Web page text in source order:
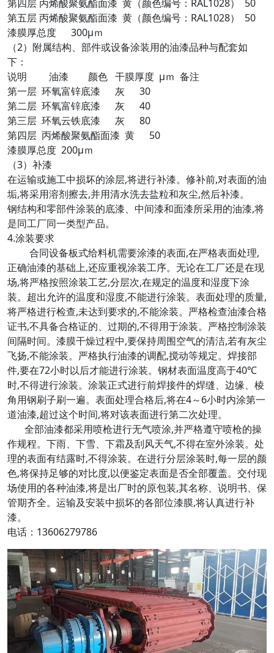
第四层 丙烯酸聚氨酯面漆 黄（颜色编号：RAL1028） 50
第五层 丙烯酸聚氨酯面漆 黄（颜色编号：RAL1028） 50
漆膜厚总度 300μｍ
（2）附属结构、部件或设备涂装用的油漆品种与配套如
下：
说明 油漆 颜色 干膜厚度 μｍ 备注
第一层 环氧富锌底漆 灰 30
第二层 环氧富锌底漆 灰 40
第三层 环氧云铁底漆 灰 80
第四层 丙烯酸聚氨酯面漆 黄 50
漆膜厚总度 200μｍ
（3）补漆
在运输或施工中损坏的涂层,将进行补漆。修补前,对表面的油
垢,将采用溶剂擦去,并用清水洗去盐粒和灰尘,然后补漆。
钢结构和零部件涂装的底漆、中间漆和面漆所采用的油漆,将
是同工厂同一类型产品。
4.涂装要求
合同设备板式给料机需要涂漆的表面,在严格表面处理,
正确油漆的基础上,还应重视涂装工序。无论在工厂还是在现
场,将严格按照涂装工艺,分层次,在规定的温度和湿度下涂
装。超出允许的温度和湿度,不能进行涂装。表面处理的质量,
将严格进行检查,未达到要求的,不能涂装。严格检查油漆合格
证书,不具备合格证的、过期的,不得用于涂装。严格控制涂装
间隔时间。漆膜干燥过程中,要保持周围空气的清洁,若有灰尘
飞扬,不能涂装。严格执行油漆的调配,搅动等规定。焊接部
件,要在72小时以后才能进行涂装。钢材表面温度高于40℃
时,不得进行涂装。涂装正式进行前焊接件的焊缝、边缘、棱
角用钢刷子刷一遍。表面处理合格后,将在4～6小时内涂第一
道油漆,超过这个时间,将对该表面进行第二次处理。
全部油漆都采用喷枪进行无气喷涂,并严格遵守喷枪的操
作规程。下雨、下雪、下霜及刮风天气,不得在室外涂装。处
理的表面有结露时,不得涂装。在进行分层涂装时,每一层的颜
色,将保持足够的对比度,以便鉴定表面是否全部覆盖。交付现
场使用的各种油漆,将是出厂时的原包装,其名称、说明书、保
管期齐全。运输及安装中损坏的各部位漆膜,将认真进行补
漆。
电话：13606279786